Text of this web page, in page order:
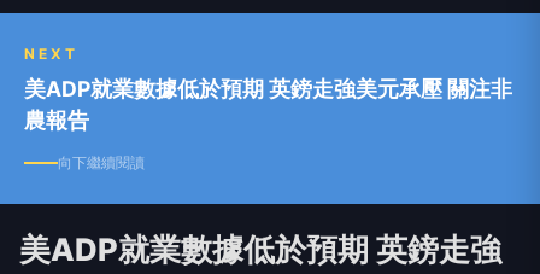
NEXT
美ADP就業數據低於預期 英鎊走強美元承壓 關注非
農報告
向下繼續閱讀
美ADP就業數據低於預期 英鎊走強